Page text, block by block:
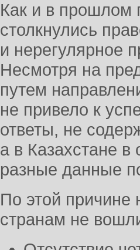
Как и в прошлом
столкнулись
и нерегулярное
Несмотря на
путем
не привело к
ответы, не
а в Казахстане в
разные данные
По этой причине
странам не